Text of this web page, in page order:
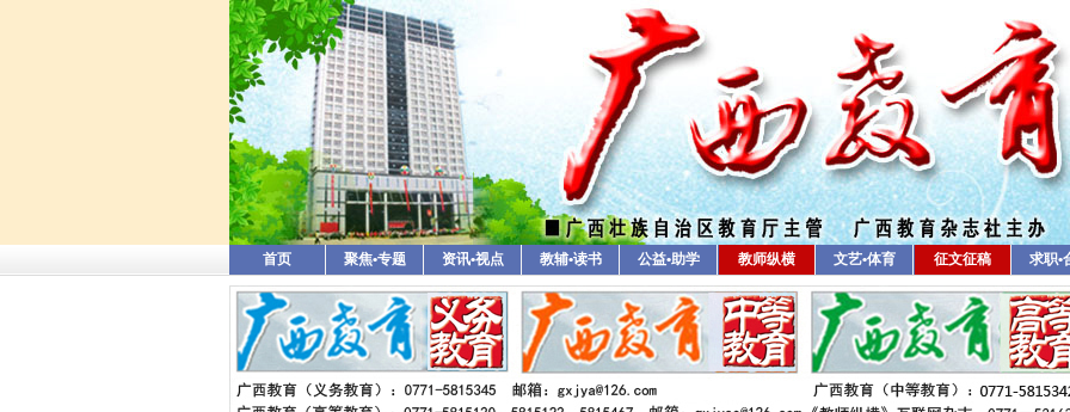
首页 聚焦•专题 资讯•视点 教辅•读书 公益•助学 教师纵横 文艺•体育 征文征稿 求职•